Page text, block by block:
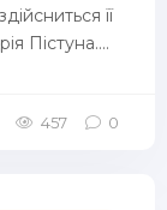
її
Пістуна....
457 0